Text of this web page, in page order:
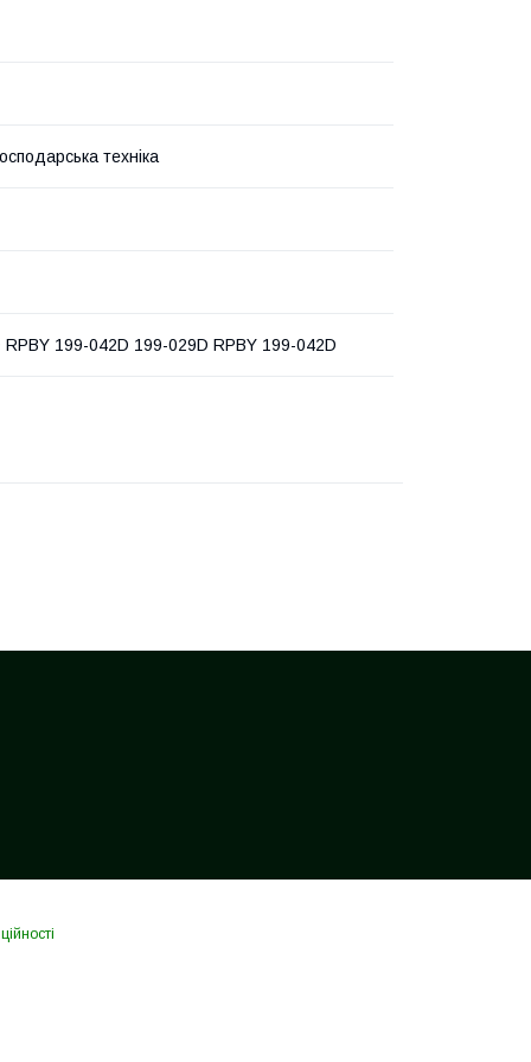
техніка
RPBY 199-042D 199-029D RPBY 199-042D